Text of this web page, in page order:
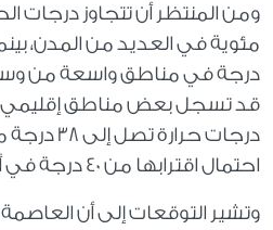
درجة في مناطق واسعة من
قد تسجل بعض مناطق إقليمي
درجات
احتمال اقترابها من 40 درجة في أكثر المناطق حرارة.
وتشير التوقعات إلى أن العاصمة